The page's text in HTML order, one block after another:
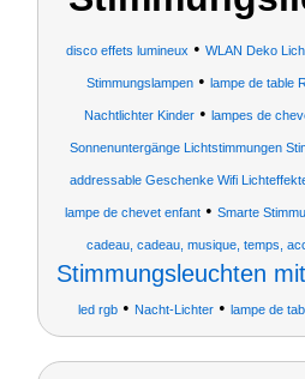
disco effets lumineux • WLAN Deko
Stimmungslampen• lampe de table
Nachtlichter Kinder• lampes de
Sonnenuntergänge Lichtstimmungen
addressable Geschenke Wifi
lampe de chevet enfant • Smarte
cadeau, cadeau, musique, temps,
Stimmungsleuchten
led rgb • Nacht-Lichter • lampe de